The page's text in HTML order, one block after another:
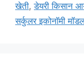
खेती,डेयरी किसान
सर्कुलर इकोनॉमी